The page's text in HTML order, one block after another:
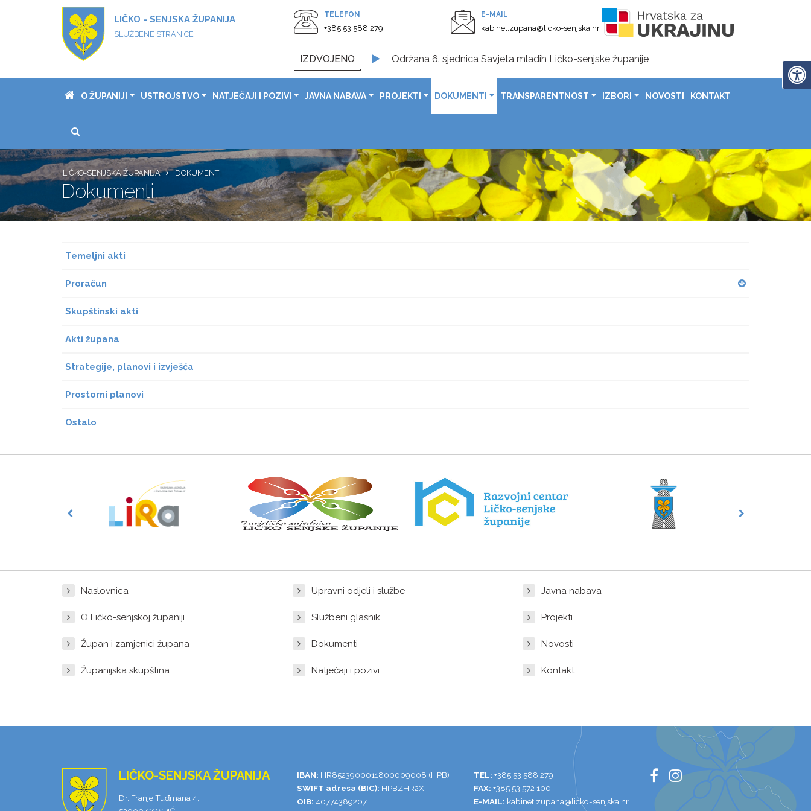
LIČKO - SENJSKA ŽUPANIJA
SLUŽBENE STRANICE
TELEFON
+385 53 588 279
E-MAIL
kabinet.zupana@licko-senjska.hr
IZDVOJENO
Održana 6. sjednica Savjeta mladih Ličko-senjske županije
Svečano otvoreno obnovljeno Spomen-područje za 19 poginulih hrvatskih branitelja u
Čestitka župana Ernesta Petryja povodom Dana pobjede i domovinske zahvalnosti, Dana hrvatskih branitelja i 31. obljetnice vojno-redarstvene operacije
Čestitka župana Ernesta Petryja povodom Dana općine Lovinac
O ŽUPANIJI USTROJSTVO NATJEČAJI I POZIVI JAVNA NABAVA PROJEKTI DOKUMENTI TRANSPARENTNOST IZBORI NOVOSTI KONTAKT
LIČKO-SENJSKA ŽUPANIJA DOKUMENTI
Dokumenti
Temeljni akti
Proračun
Skupštinski akti
Akti župana
Strategije, planovi i izvješća
Prostorni planovi
Ostalo
Naslovnica
O Ličko-senjskoj županiji
Župan i zamjenici župana
Županijska skupština
Upravni odjeli i službe
Službeni glasnik
Dokumenti
Natječaji i pozivi
Javna nabava
Projekti
Novosti
Kontakt
LIČKO-SENJSKA ŽUPANIJA
Dr. Franje Tuđmana 4,
IBAN: HR8523900011800009008 (HPB)
SWIFT adresa (BIC): HPBZHR2X
OIB: 40774389207
TEL: +385 53 588 279
FAX: +385 53 572 100
E-MAIL: kabinet.zupana@licko-senjska.hr